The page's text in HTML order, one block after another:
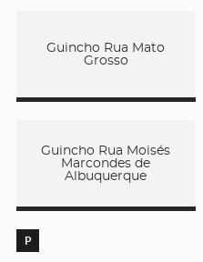
Guincho Rua Mato
Grosso
Guincho Rua Moisés
Marcondes de
Albuquerque
P